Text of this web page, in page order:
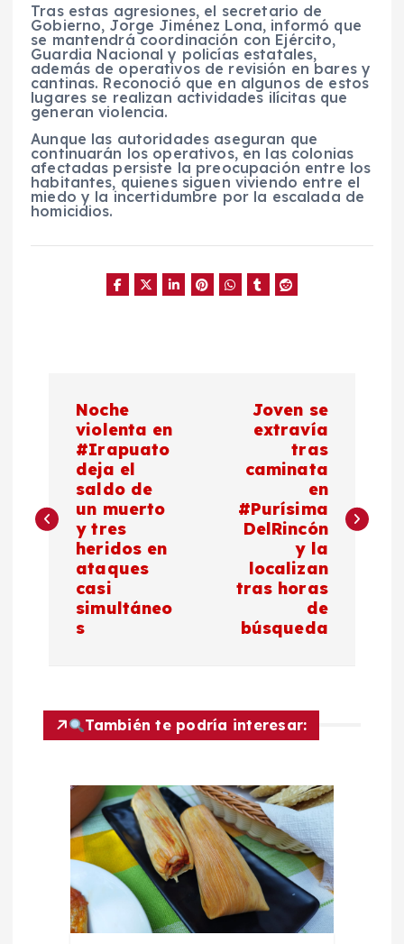
Tras estas agresiones, el secretario de
Gobierno, Jorge Jiménez Lona, informó que
se mantendrá coordinación con Ejército,
Guardia Nacional y policías estatales,
además de operativos de revisión en bares y
cantinas. Reconoció que en algunos de estos
lugares se realizan actividades ilícitas que
generan violencia.
Aunque las autoridades aseguran que
continuarán los operativos, en las colonias
afectadas persiste la preocupación entre los
habitantes, quienes siguen viviendo entre el
miedo y la incertidumbre por la escalada de
homicidios.
e
ó
Noche
violenta en
#Irapuato
deja el
saldo de
un muerto
y tres
heridos en
ataques
casi
simultáneo
s
Joven se
extravía
tras
caminata
en
#Purísima
DelRincón
y la
localizan
tras horas
de
búsqueda
También te podría interesar: